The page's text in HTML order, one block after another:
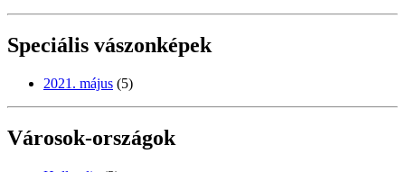
Speciális vászonképek
2021. május (5)
Városok-országok